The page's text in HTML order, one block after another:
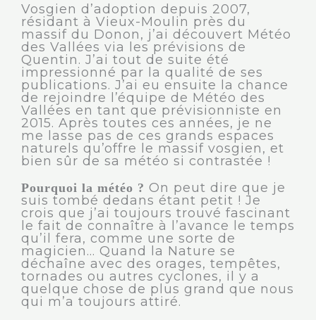
Vosgien d’adoption depuis 2007,
résidant à Vieux-Moulin près du
massif du Donon, j’ai découvert Météo
des Vallées via les prévisions de
Quentin. J’ai tout de suite été
impressionné par la qualité de ses
publications. J’ai eu ensuite la chance
de rejoindre l’équipe de Météo des
Vallées en tant que prévisionniste en
2015. Après toutes ces années, je ne
me lasse pas de ces grands espaces
naturels qu’offre le massif vosgien, et
bien sûr de sa météo si contrastée !
Pourquoi la météo ? On peut dire que je
suis tombé dedans étant petit ! Je
crois que j’ai toujours trouvé fascinant
le fait de connaître à l’avance le temps
qu’il fera, comme une sorte de
magicien… Quand la Nature se
déchaîne avec des orages, tempêtes,
tornades ou autres cyclones, il y a
quelque chose de plus grand que nous
qui m’a toujours attiré.